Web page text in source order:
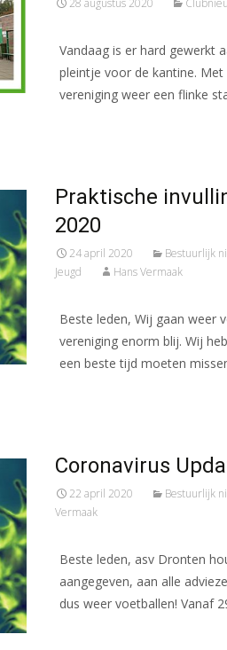
28 augustus 2020
Vandaag is er hard gewerkt
pleintje voor de kantine. Met
vereniging weer een flinke
Praktische
2020
24 april 2020 Bestuurlijk
Jeugd
Hans Vermaak
Beste leden, Wij gaan weer
vereniging enorm blij. Wij
een beste tijd moeten
Coronavirus
22 april 2020 Bestuurlijk
Vermaak
Beste leden, asv Dronten
aangegeven, aan alle
dus weer voetballen! Vanaf